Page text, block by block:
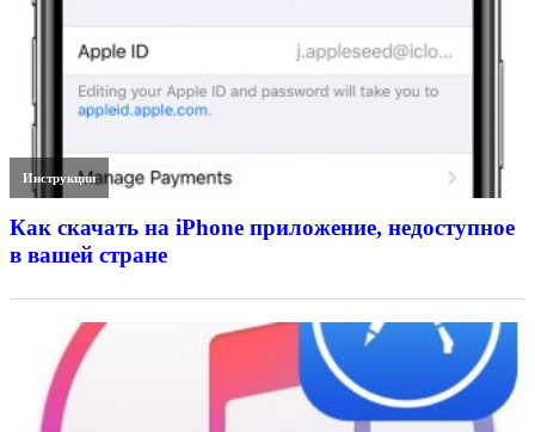
Инструкции
Как скачать на iPhone приложение, недоступное
в вашей стране